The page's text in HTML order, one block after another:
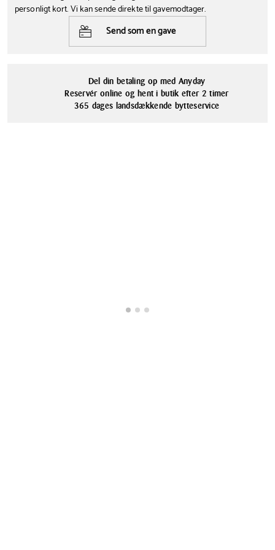
smarte dejskraber, der naturligvis kan gå i opvaskemaskinen. Tåler
varme op til 220°C og ned til -20°C.
Tåler opvaskemaskine
Silikone
personligt kort. Vi kan sende direkte til gavemodtager.
Send som en gave
Del din betaling op med Anyday
Reservér online og hent i butik efter 2 timer
365 dages landsdækkende bytteservice